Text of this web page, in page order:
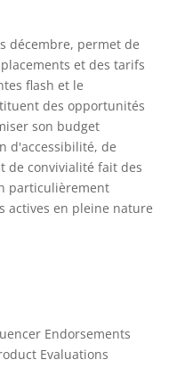
décembre, permet de
et des tarifs
flash et le
des opportunités
son budget
d'accessibilité, de
de convivialité fait des
particulièrement
actives en pleine nature
Endorsements
Evaluations